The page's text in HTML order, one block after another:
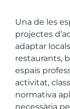
Una de les
projectes
adaptar
restaurants,
espais
activitat,
normativa
necessària